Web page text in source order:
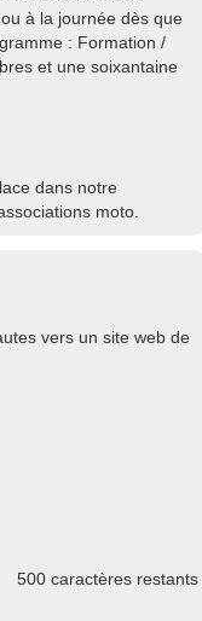
à la journée dès que
: Formation /
et une soixantaine
dans notre
moto.
vers un site web de
500 caractères restants